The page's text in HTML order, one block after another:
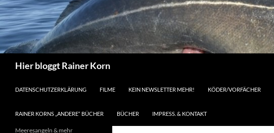
Hier bloggt Rainer Korn
DATENSCHUTZERKLÄRUNG FILME KEIN NEWSLETTER MEHR! KÖDER/VORFÄCHER
RAINER KORNS „ANDERE“ BÜCHER BÜCHER IMPRESS. & KONTAKT
Meeresangeln & mehr